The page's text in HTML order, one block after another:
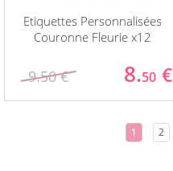
Etiquettes Personnalisées
Couronne Fleurie x12
9.50 € 8.50 €
1 2